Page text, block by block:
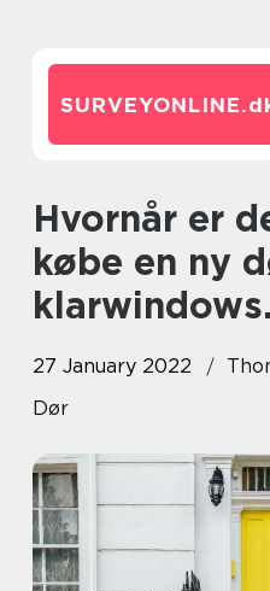
SURVEYONLINE.
Hvornår er det tid til at
købe en ny
27 January 2022
Dør